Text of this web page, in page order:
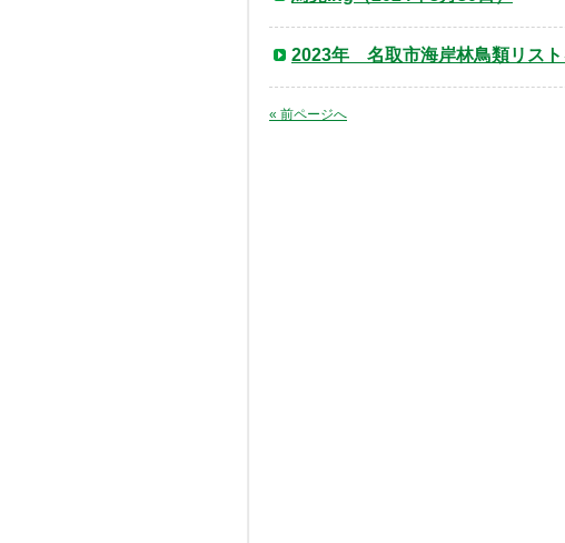
2023年 名取市海岸林鳥類リスト
« 前ページへ